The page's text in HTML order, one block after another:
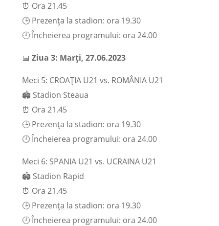
⏰ Ora 21.45
🕒 Prezența la stadion: ora 19.30
🕛 Încheierea programului: ora 24.00
📅 Ziua 3: Marți, 27.06.2023
Meci 5: CROAȚIA U21 vs. ROMÂNIA U21
🏟️ Stadion Steaua
⏰ Ora 21.45
🕒 Prezența la stadion: ora 19.30
🕛 Încheierea programului: ora 24.00
Meci 6: SPANIA U21 vs. UCRAINA U21
🏟️ Stadion Rapid
⏰ Ora 21.45
🕒 Prezența la stadion: ora 19.30
🕛 Încheierea programului: ora 24.00